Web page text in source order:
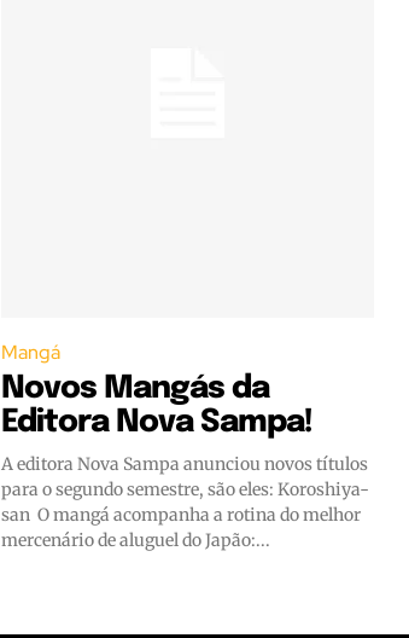
Mangá
Novos Mangás da
Editora Nova Sampa!
A editora Nova Sampa anunciou novos títulos
para o segundo semestre, são eles: Koroshiya-
san O mangá acompanha a rotina do melhor
mercenário de aluguel do Japão:...